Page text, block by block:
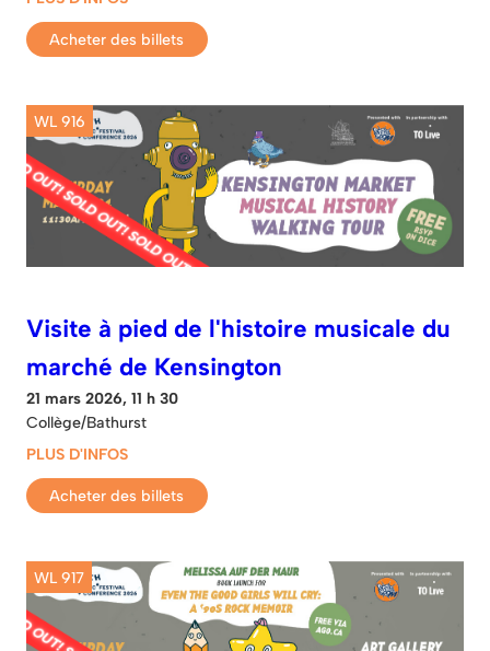
Acheter des billets
WL 916
Visite à pied de l'histoire musicale du
marché de Kensington
21 mars 2026, 11 h 30
Collège/Bathurst
PLUS D'INFOS
Acheter des billets
WL 917